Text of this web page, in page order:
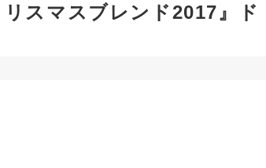
スマスブレンド2017』ド